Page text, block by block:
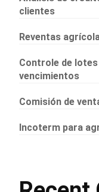
clientes
Reventas
Controle de
vencimientos
Comisión de
Incoterm para